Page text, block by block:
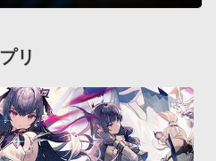
れるようになったり衛兵に追い
リ